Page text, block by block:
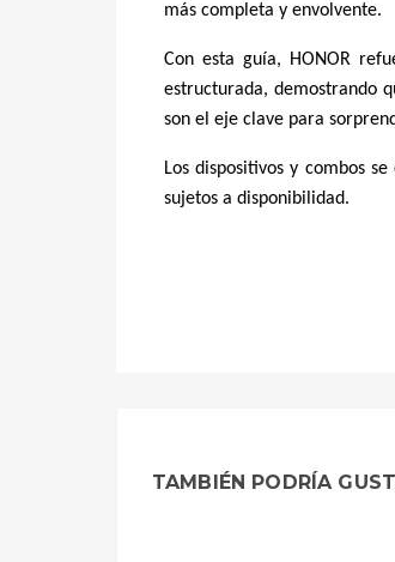
más completa y envolvente.
Con esta guía, HONOR
estructurada, demostrando
son el eje clave para
Los dispositivos y combos
sujetos a disponibilidad.
TAMBIÉN PODRÍA